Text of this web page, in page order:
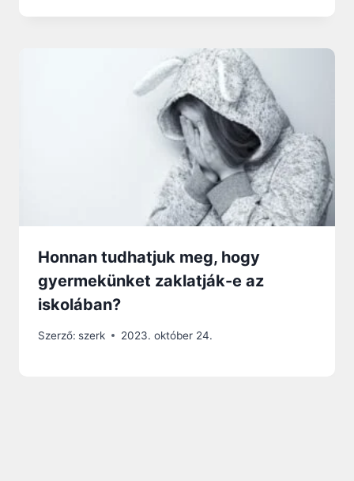
Honnan tudhatjuk meg, hogy
gyermekünket zaklatják-e az
iskolában?
Szerző: szerk 2023. október 24.